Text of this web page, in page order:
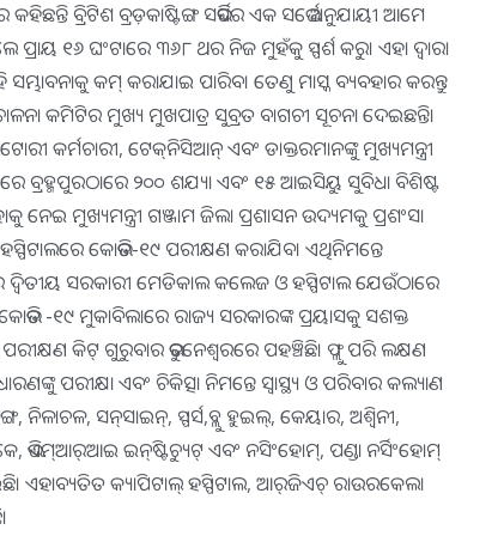
ବ୍ରିଟିଶ ବ୍ରଡ଼କାଷ୍ଟିଙ୍ଗ ସର୍ଭିସର ଏକ ସର୍ଭେ ଅନୁଯାୟୀ ଆମେ
୧୬ ଘଂଟାରେ ୩୬୮ ଥର ନିଜ ମୁହଁକୁ ସ୍ପର୍ଶ କରୁ। ଏହା ଦ୍ୱାରା
ସମ୍ଭାବନାକୁ କମ୍‍ କରାଯାଇ ପାରିବ। ତେଣୁ ମାସ୍କ ବ୍ୟବହାର କରନ୍ତୁ
କମିଟିର ମୁଖ୍ୟ ମୁଖପାତ୍ର ସୁବ୍ରତ ବାଗଚୀ ସୂଚନା ଦେଇଛନ୍ତି।
କର୍ମଚାରୀ, ଟେକ୍‌ନିସିଆନ୍‌ ଏବଂ ଡାକ୍ତରମାନଙ୍କୁ ମୁଖ୍ୟମନ୍ତ୍ରୀ
ବ୍ରହ୍ମପୁରଠାରେ ୨୦୦ ଶଯ୍ୟା ଏବଂ ୧୫ ଆଇସିୟୁ ସୁବିଧା ବିଶିଷ୍ଟ
ନେଇ ମୁଖ୍ୟମନ୍ତ୍ରୀ ଗଞ୍ଜାମ ଜିଲା ପ୍ରଶାସନ ଉଦ୍ୟମକୁ ପ୍ରଶଂସା
କୋଭିଡ-୧୯ ପରୀକ୍ଷଣ କରାଯିବ। ଏଥିନିମନ୍ତେ
ସରକାରୀ ମେଡିକାଲ କଲେଜ ଓ ହସ୍ପିଟାଲ ଯେଉଁଠାରେ
-୧୯ ମୁକାବିଲାରେ ରାଜ୍ୟ ସରକାରଙ୍କ ପ୍ରୟାସକୁ ସଶକ୍ତ
କିଟ୍‌ ଗୁରୁବାର ଭୁବନେଶ୍ୱରରେ ପହଞ୍ଚିଛି। ଫ୍ଲୁ ପରି ଲକ୍ଷଣ
ପରୀକ୍ଷା ଏବଂ ଚିକିତ୍ସା ନିମନ୍ତେ ସ୍ବାସ୍ଥ୍ୟ ଓ ପରିବାର କଲ୍ୟାଣ
ନିଳାଚଳ, ସନ୍‌ସାଇନ୍‌, ସ୍ପର୍ସ,ବ୍ଲୁ ହୁଇଲ୍‌, କେୟାର, ଅଶ୍ୱିନୀ,
ଭିଏମ୍‌ଆର୍‌ଆଇ ଇନ୍‌ଷ୍ଟିଚ୍ୟୁଟ୍‌ ଏବଂ ନସିଂହୋମ୍‌, ପଣ୍ଡା ନର୍ସିଂହୋମ୍‌
ଏହାବ୍ୟତିତ କ୍ୟାପିଟାଲ୍‌ ହସ୍ପିଟାଲ, ଆର୍‌ଜିଏଚ୍‌ ରାଉରକେଲା